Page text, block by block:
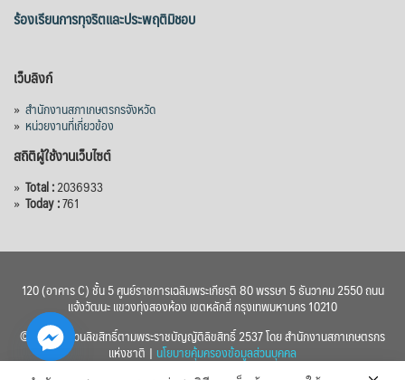
ร้องเรียนการทุจริตและประพฤติมิชอบ
เว็บลิงก์
» สำนักงานสภาเกษตรกรจังหวัด
» หน่วยงานที่เกี่ยวข้อง
สถิติผู้ใช้งานเว็บไซต์
» Total :2036933
» Today :761
120 (อาคาร C) ชั้น 5 ศูนย์ราชการเฉลิมพระเกียรติ 80 พรรษา 5 ธันวาคม 2550 ถนน
แจ้งวัฒนะ แขวงทุ่งสองห้อง เขตหลักสี่ กรุงเทพมหานคร 10210
© 2560 สงวนลิขสิทธิ์ตามพระราชบัญญัติลิขสิทธิ์ 2537 โดย สำนักงานสภาเกษตรกร
แห่งชาติ | นโยบายคุ้มครองข้อมูลส่วนบุคคล